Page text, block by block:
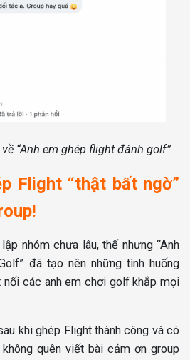
“Anh em ghép flight đánh golf”
Flight “thật bất ngờ”
nhóm chưa lâu, thế nhưng “Anh
đã tạo nên những tình huống
các anh em chơi golf khắp mọi
khi ghép Flight thành công và có
quên viết bài cảm ơn group